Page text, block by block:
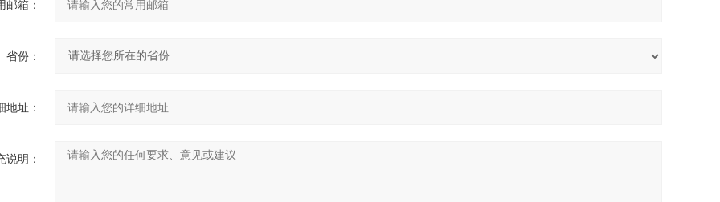
邮箱：
省份：
地址：
说明：